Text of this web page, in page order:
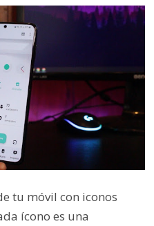
tu móvil con iconos
ícono es una